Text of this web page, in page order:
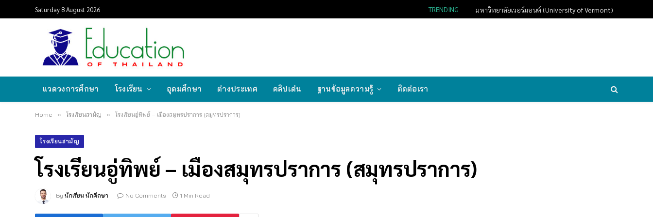
Saturday 8 August 2026 TRENDING มหาวิทยาลัยเวอร์มอนต์ (University of Vermont)
แวดวงการศึกษา โรงเรียน อุดมศึกษา ต่างประเทศ คลิปเด่น ฐานข้อมูลความรู้ ติดต่อเรา
Home » โรงเรียนสามัญ » โรงเรียนอู่ทิพย์ – เมืองสมุทรปราการ (สมุทรปราการ)
โรงเรียนสามัญ
โรงเรียนอู่ทิพย์ – เมืองสมุทรปราการ (สมุทรปราการ)
By นักเรียน นักศึกษา No Comments 1 Min Read